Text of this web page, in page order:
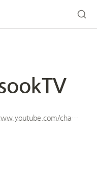
https://www.youtube.com/channel/UCvAewWPqooIUgQUsjhTmUVw